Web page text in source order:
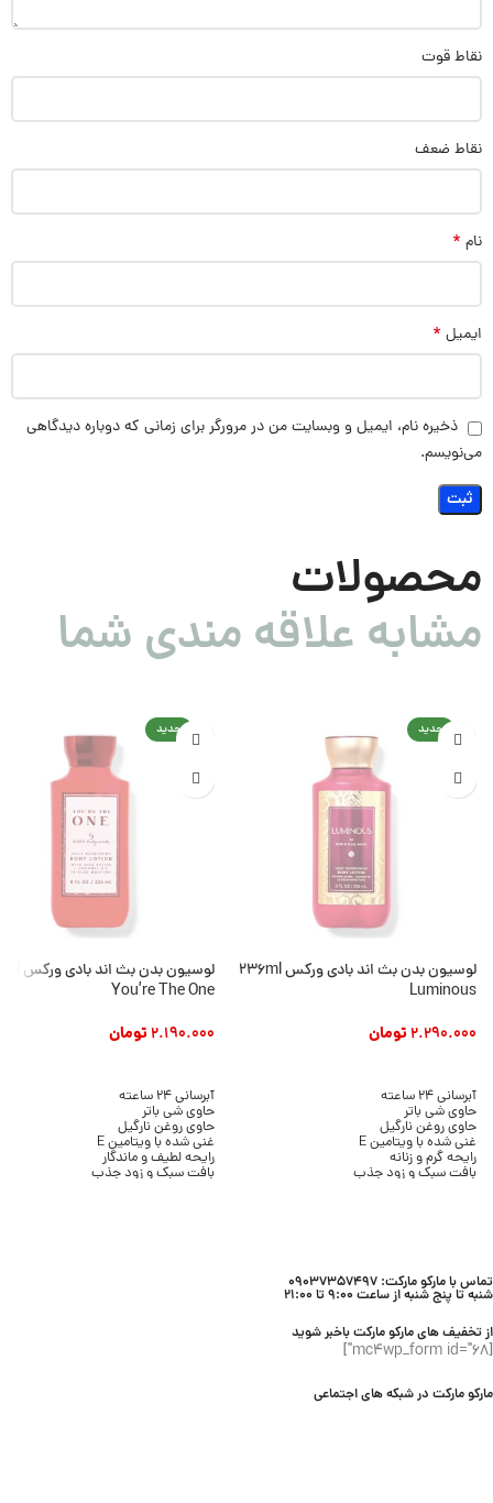
نقاط قوت
نقاط ضعف
نام *
ایمیل *
ذخیره نام، ایمیل و وبسایت من در مرورگر برای زمانی که دوباره دیدگاهی
می‌نویسم.
محصولات
مشابه علاقه مندی شما
جدید
لوسیون بدن بث اند بادی ورکس 236ml
Luminous
2.290.000تومان
آبرسانی 24 ساعته
حاوی شی باتر
حاوی روغن نارگیل
غنی شده با ویتامین E
رایحه گرم و زنانه
بافت سبک و زود جذب
جدید
You’re The One
2.190.000تومان
آبرسانی 24 ساعته
حاوی شی باتر
حاوی روغن نارگیل
غنی شده با ویتامین E
رایحه لطیف و ماندگار
بافت سبک و زود جذب
تماس با مارکو مارکت: 09037357497
شنبه تا پنج شنبه از ساعت 9:00 تا 21:00
از تخفیف های مارکو مارکت باخبر شوید
[mc4wp_form id="68"]
مارکو مارکت در شبکه های اجتماعی